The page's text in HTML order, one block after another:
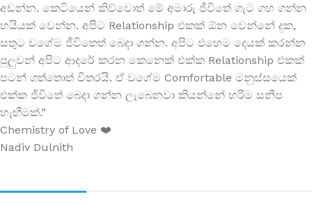
අඩන්න. කෙටියෙන් කිව්වොත් මේ අමාරු ජීවිතේ ගැට ගහ ගන්න
හයියක් වෙන්න. අපිට Relationship එකක් ඕන වෙන්නේ දුක,
සතුට වගේම ජීවිතෙත් බෙදා ගන්න. අපිට එහෙම දෙයක් කරන්න
පුලුවන් අපිට ආදරේ කරන කෙනෙක් එක්ක Relationship එකක්
පටන් ගත්තොත් විතරයි. ඒ වගේම Comfortable මනුස්සයෙක්
එක්ක ජීවිතේ බෙදා ගන්න ලැබෙනවා කියන්නේ හරිම සනීප
හැඟීමක්.”
Chemistry of Love ❤️
Nadiv Dulnith